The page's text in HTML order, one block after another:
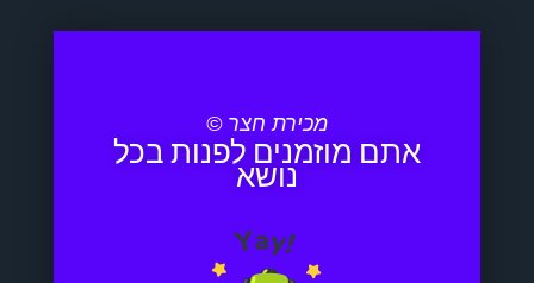
מכירת חצר ©
אתם מוזמנים לפנות בכל
נושא